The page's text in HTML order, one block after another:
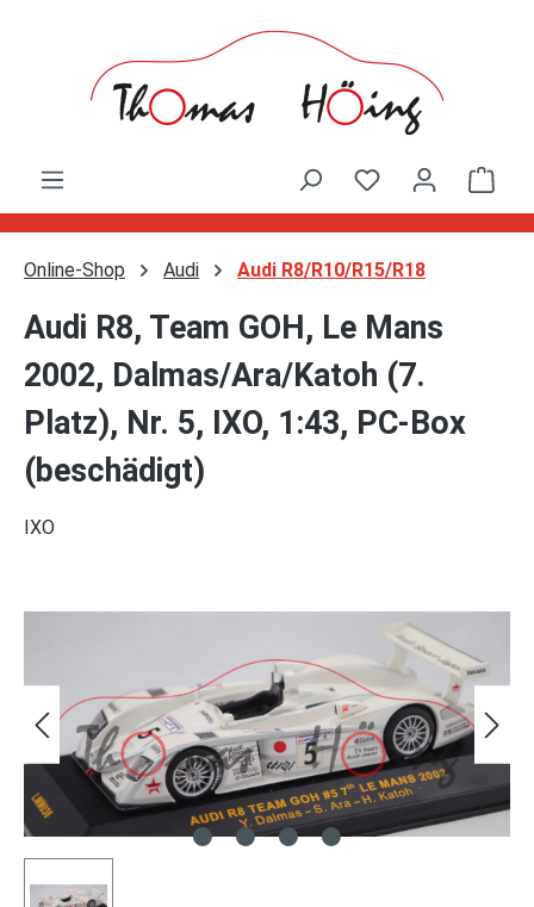
Online-Shop Audi Audi R8/R10/R15/R18
Audi R8, Team GOH, Le Mans
2002, Dalmas/Ara/Katoh (7.
Platz), Nr. 5, IXO, 1:43, PC-Box
(beschädigt)
IXO